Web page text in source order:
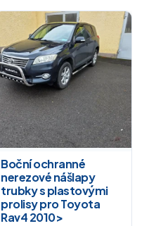
Boční ochranné
nerezové nášlapy
trubky s plastovými
prolisy pro Toyota
Rav4 2010>